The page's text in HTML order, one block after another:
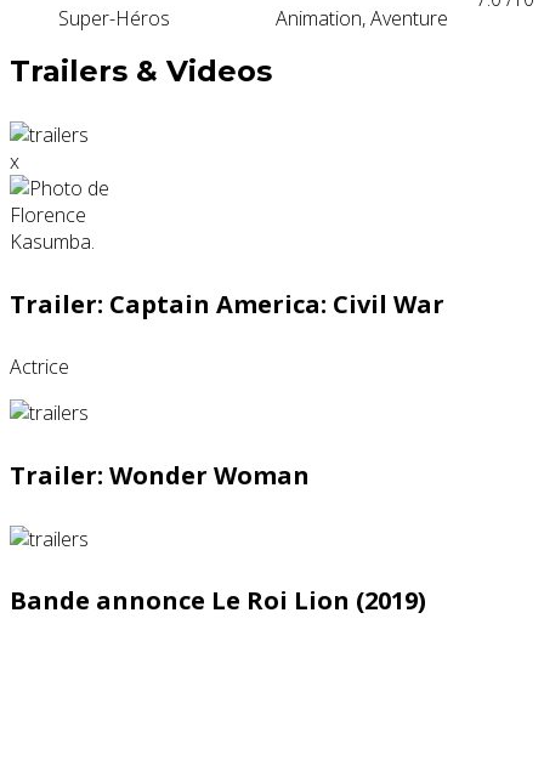
Super-Héros
Animation, Aventure
Trailers & Videos
x
Trailer: Captain America: Civil War
Actrice
Trailer: Wonder Woman
Bande annonce Le Roi Lion (2019)